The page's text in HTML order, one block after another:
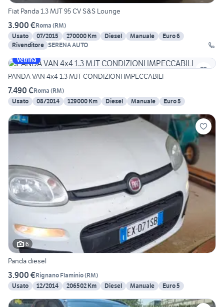
Fiat Panda 1.3 MJT 95 CV S&S Lounge
3.900 €Roma (RM)
Usato
07/2015 270000 Km Diesel Manuale
Euro 6
Rivenditore SERENA AUTO
Vetrina
PANDA VAN 4x4 1.3 MJT CONDIZIONI IMPECCABILI
7.490 €Roma (RM)
Usato
08/2014 129000 Km Diesel Manuale Euro 5
6
Panda diesel
3.900 €Rignano Flaminio(RM)
Usato
12/2014 206502 Km Diesel Manuale Euro 5